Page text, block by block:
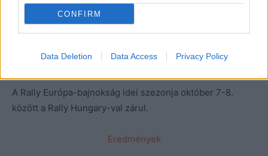
CONFIRM
Data Deletion Data Access Privacy Policy
Martins Sesks és Renars Francis nem tudott annyi pontot
szerezni, hogy életben tartsa bajnoki reményeit, így
Európai bajnok.
A Rally Európa-bajnokság idei szezonja október 7-8.
között a Rally Hungary-val zárul.
Eredmények